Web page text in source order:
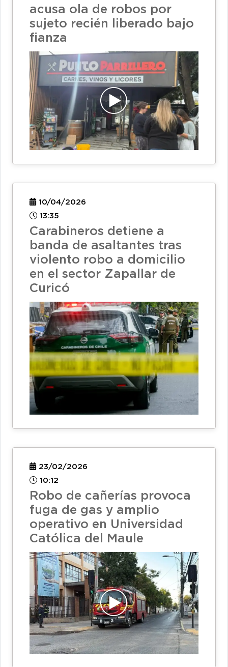
acusa ola de robos por
sujeto recién liberado bajo
fianza
10/04/2026
13:35
Carabineros detiene a
banda de asaltantes tras
violento robo a domicilio
en el sector Zapallar de
Curicó
23/02/2026
10:12
Robo de cañerías provoca
fuga de gas y amplio
operativo en Universidad
Católica del Maule